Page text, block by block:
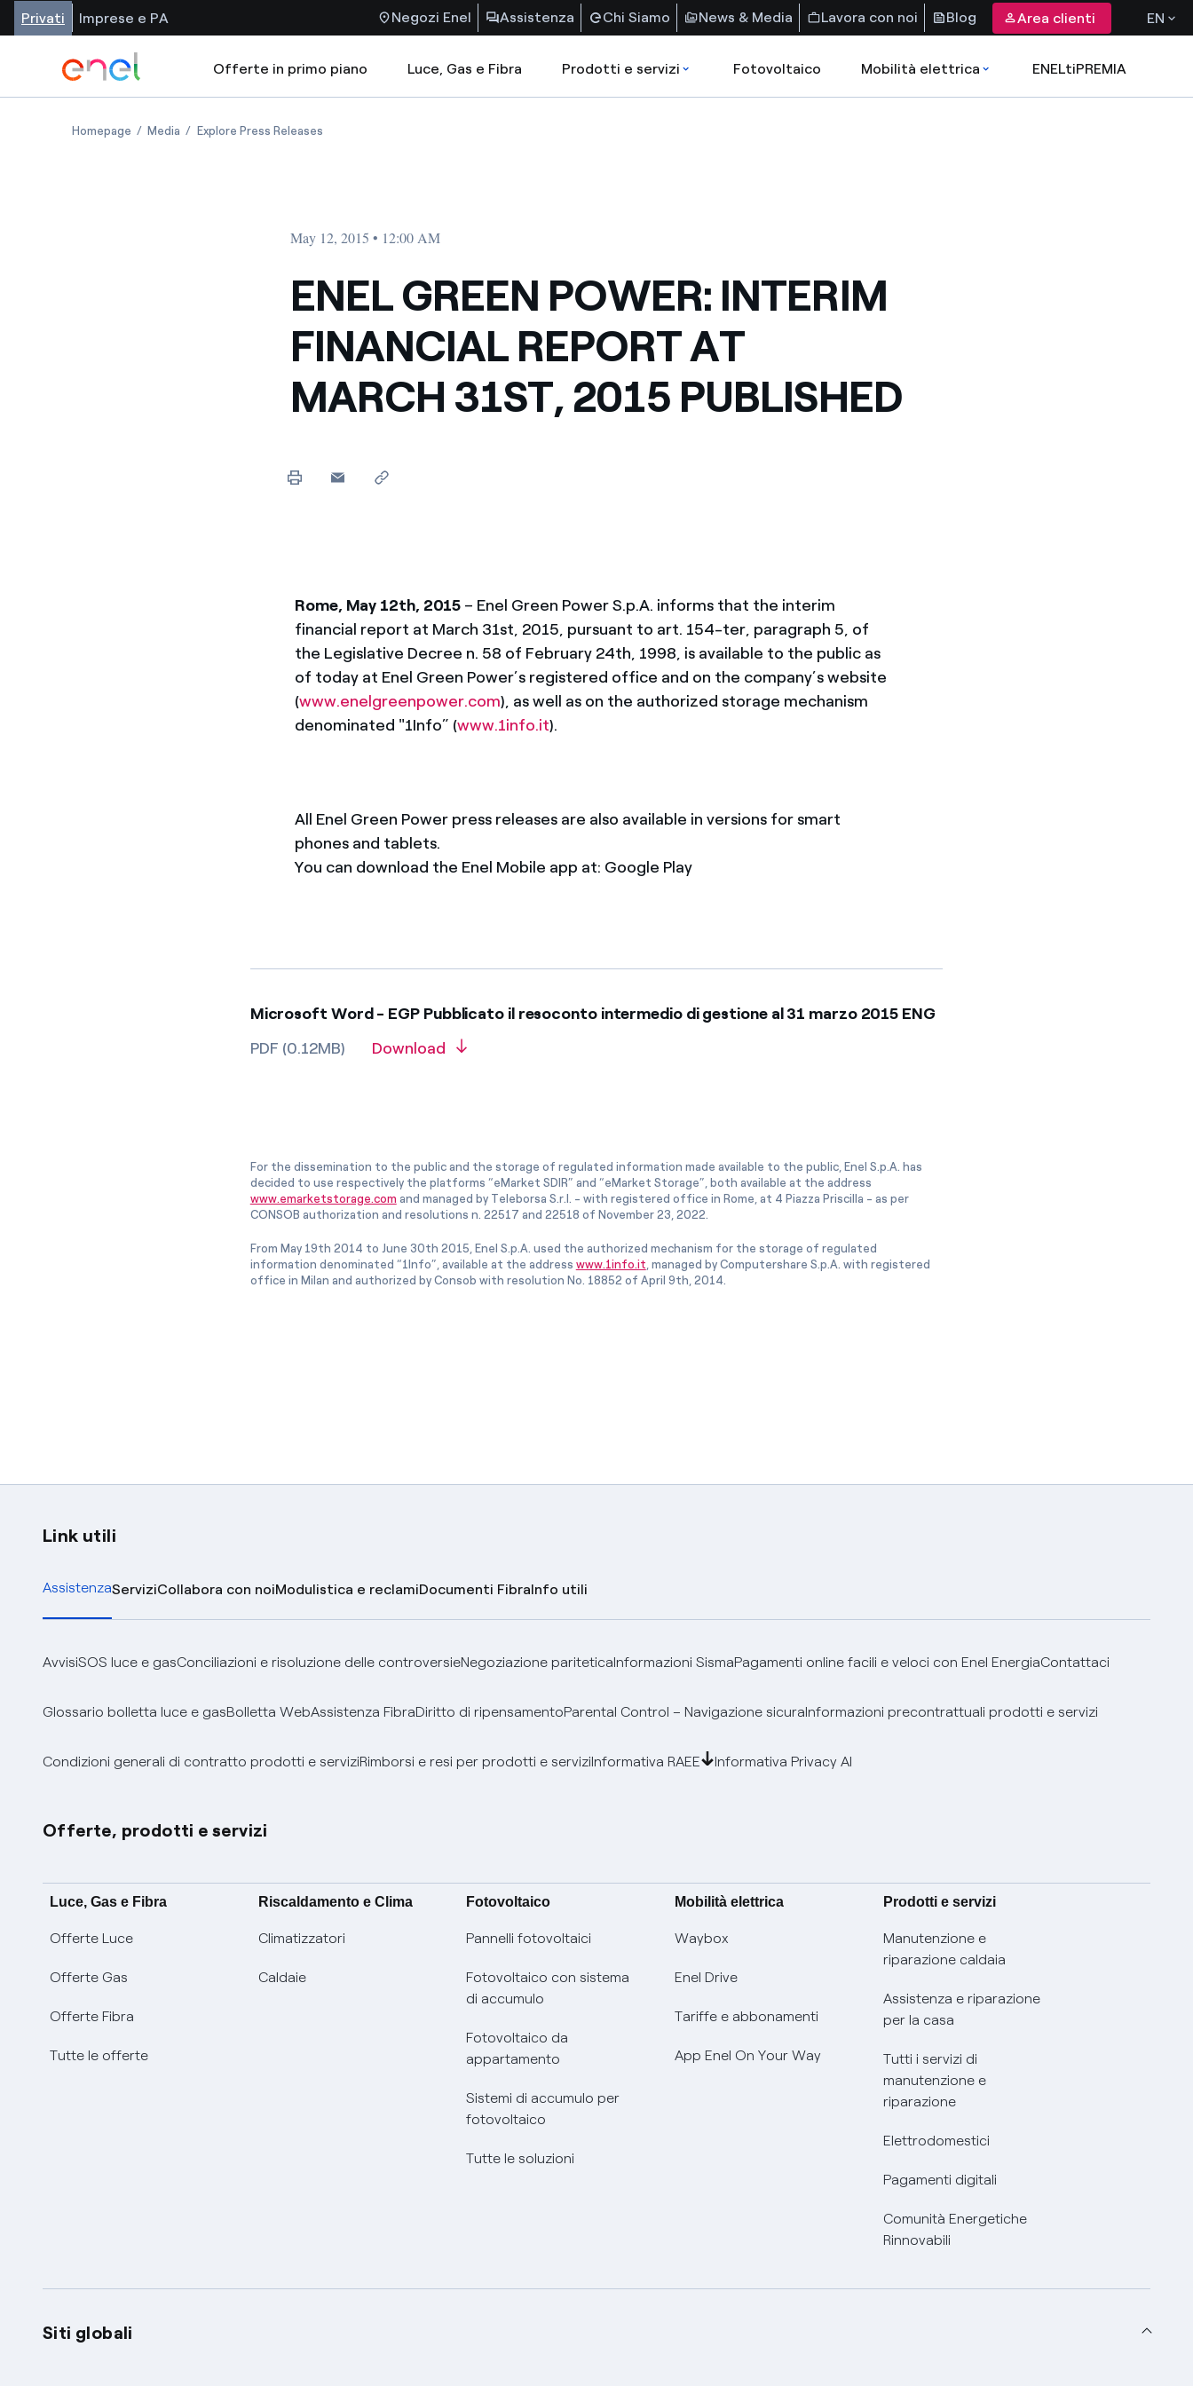
Privati Imprese e PA Negozi Enel Assistenza Chi Siamo News & Media Lavora con noi Blog Area clienti EN
Offerte in primo piano Luce, Gas e Fibra Prodotti e servizi Fotovoltaico Mobilità elettrica ENELtiPREMIA
Homepage Media Explore Press Releases
May 12, 2015 • 12:00 AM
ENEL GREEN POWER: INTERIM
FINANCIAL REPORT AT
MARCH 31ST, 2015 PUBLISHED
Rome, May 12th, 2015 – Enel Green Power S.p.A. informs that the interim
financial report at March 31st, 2015, pursuant to art. 154-ter, paragraph 5, of
the Legislative Decree n. 58 of February 24th, 1998, is available to the public as
of today at Enel Green Power’s registered office and on the company’s website
(www.enelgreenpower.com), as well as on the authorized storage mechanism
denominated "1Info” (www.1info.it).
All Enel Green Power press releases are also available in versions for smart
phones and tablets.
You can download the Enel Mobile app at: Google Play
Microsoft Word - EGP Pubblicato il resoconto intermedio di gestione al 31 marzo 2015 ENG
PDF (0.12MB)
Download
For the dissemination to the public and the storage of regulated information made available to the public, Enel S.p.A. has
decided to use respectively the platforms “eMarket SDIR” and “eMarket Storage”, both available at the address
www.emarketstorage.com and managed by Teleborsa S.r.l. - with registered office in Rome, at 4 Piazza Priscilla - as per
CONSOB authorization and resolutions n. 22517 and 22518 of November 23, 2022.
From May 19th 2014 to June 30th 2015, Enel S.p.A. used the authorized mechanism for the storage of regulated
information denominated “1Info”, available at the address www.1info.it , managed by Computershare S.p.A. with registered
office in Milan and authorized by Consob with resolution No. 18852 of April 9th, 2014.
Link utili
AssistenzaServiziCollabora con noiModulistica e reclamiDocumenti FibraInfo utili
AvvisiSOS luce e gasConciliazioni e risoluzione delle controversieNegoziazione pariteticaInformazioni SismaPagamenti online facili e veloci con Enel EnergiaContattaci
Glossario bolletta luce e gasBolletta WebAssistenza FibraDiritto di ripensamentoParental Control – Navigazione sicuraInformazioni precontrattuali prodotti e servizi
Condizioni generali di contratto prodotti e serviziRimborsi e resi per prodotti e serviziInformativa RAEE Informativa Privacy AI
Offerte, prodotti e servizi
Luce, Gas e Fibra
Offerte Luce
Offerte Gas
Offerte Fibra
Tutte le offerte
Riscaldamento e Clima
Climatizzatori
Caldaie
Fotovoltaico
Pannelli fotovoltaici
Fotovoltaico con sistema
di accumulo
Fotovoltaico da
appartamento
Sistemi di accumulo per
fotovoltaico
Tutte le soluzioni
Mobilità elettrica
Waybox
Enel Drive
Tariffe e abbonamenti
App Enel On Your Way
Prodotti e servizi
Manutenzione e
riparazione caldaia
Assistenza e riparazione
per la casa
Tutti i servizi di
manutenzione e
riparazione
Elettrodomestici
Pagamenti digitali
Comunità Energetiche
Rinnovabili
Siti globali